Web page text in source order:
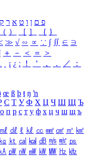
פ ם ן ו ט א ר ק
（ ） ［ ］ ｛ ｝
≫ √ ∽ ∝ ∵ ∫ ∬ ∈ ∋
＋ － ＜ ＝
＞
¸ ¡ ¿ ː ！ ＇ ， ． ／
：
œ ß þ ŧ ŋ ŉ
С Т У Ф Х Ц Ч Ш Щ Ъ
о п р с т у ф х ц ч ш щ ъ
㎖ ㎗ ℓ ㎘ ㏄ ㎣ ㎤ ㎥ ㎦
㎏ ㏏ ㎈ ㎉ ㏈ ㎧ ㎨ ㎰
㎄ ㎺ ㎻ ㎽ ㎾ ㎿ ㎐ ㎑